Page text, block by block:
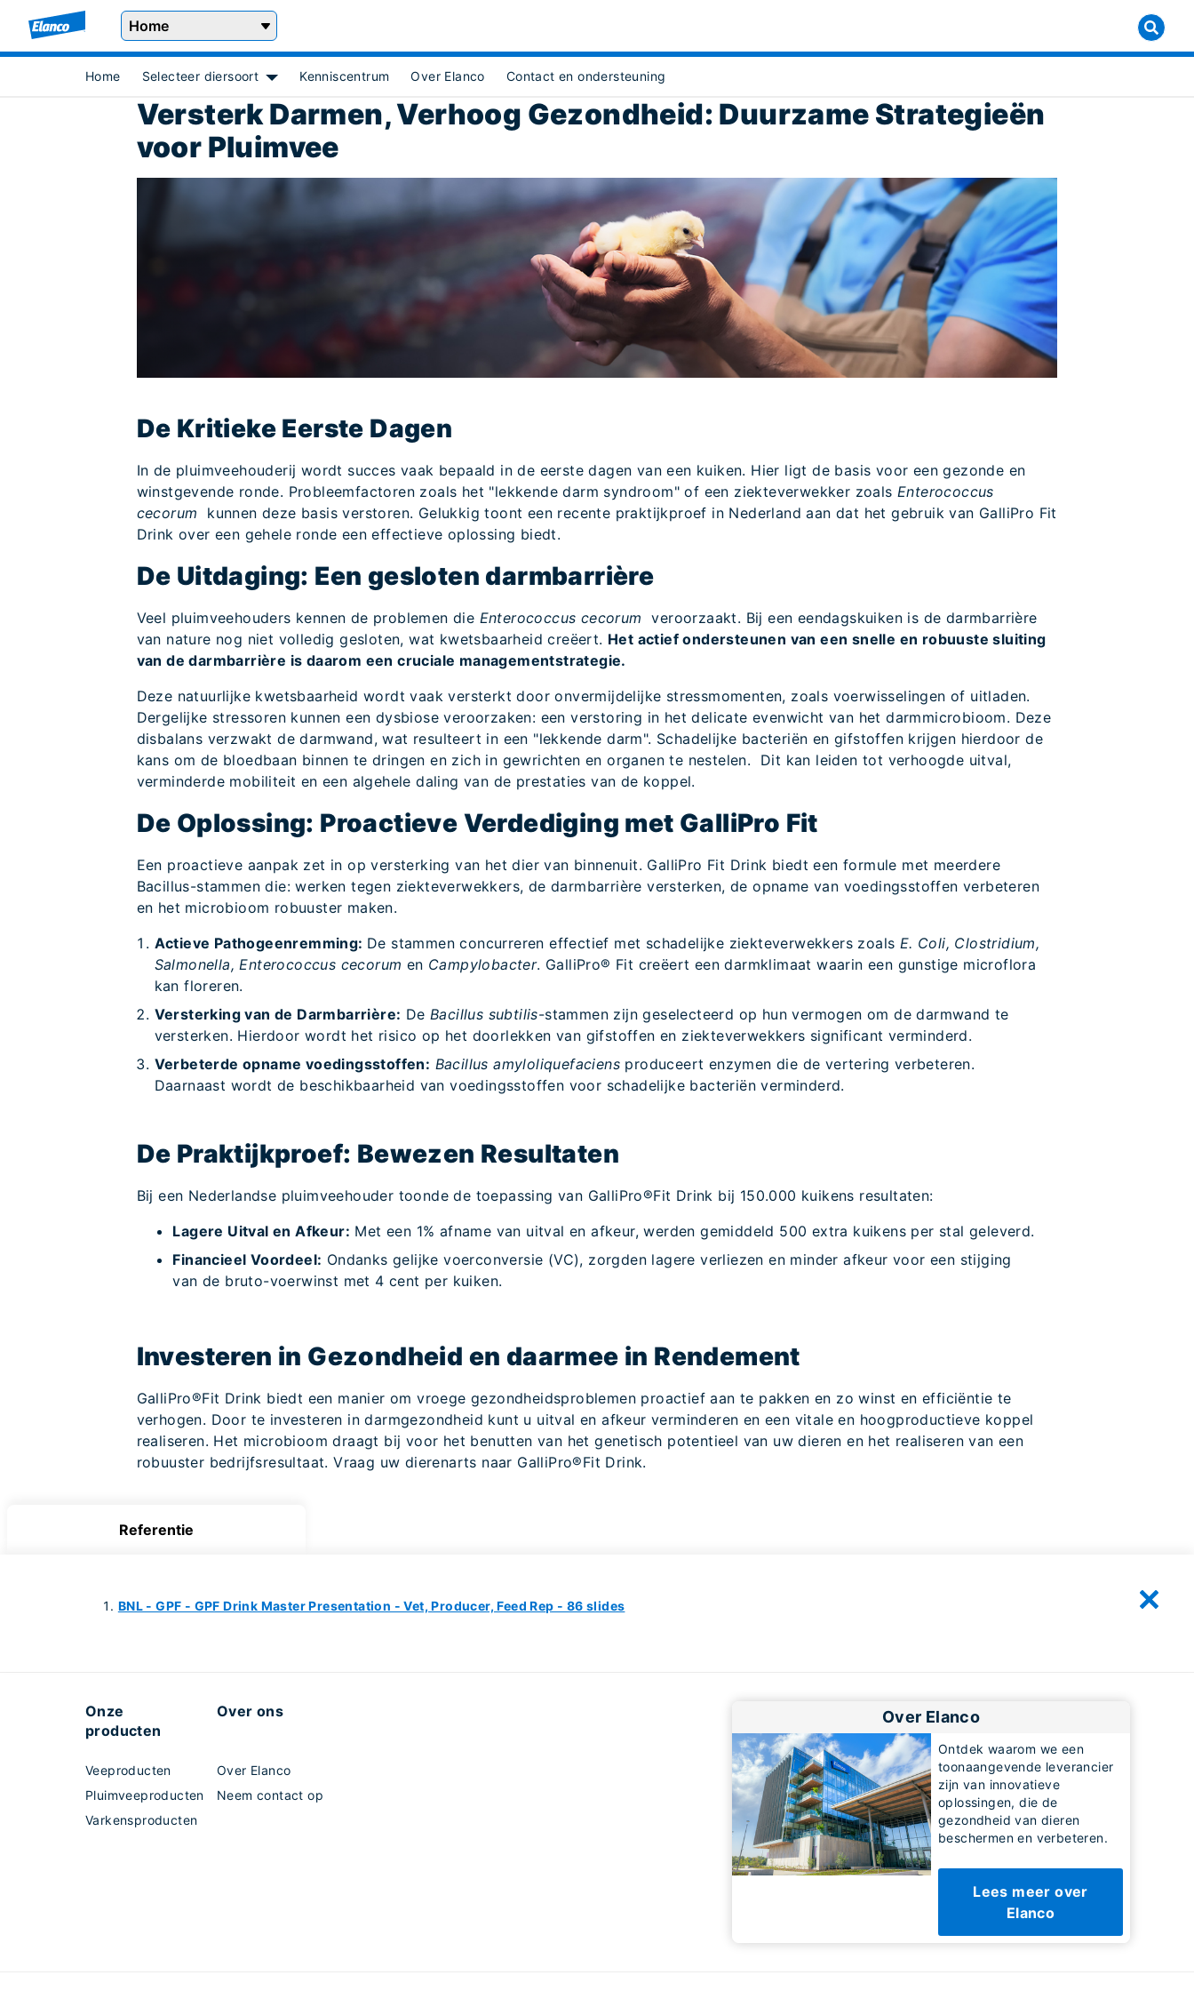
Home
Home
Selecteer diersoort
Kenniscentrum Over Elanco Contact en ondersteuning
Versterk Darmen, Verhoog Gezondheid: Duurzame Strategieën
voor Pluimvee
De Kritieke Eerste Dagen
In de pluimveehouderij wordt succes vaak bepaald in de eerste dagen van een kuiken. Hier ligt de basis voor een gezonde en
winstgevende ronde. Probleemfactoren zoals het "lekkende darm syndroom" of een ziekteverwekker zoals Enterococcus
cecorum kunnen deze basis verstoren. Gelukkig toont een recente praktijkproef in Nederland aan dat het gebruik van GalliPro Fit
Drink over een gehele ronde een effectieve oplossing biedt.
De Uitdaging: Een gesloten darmbarrière
Veel pluimveehouders kennen de problemen die Enterococcus cecorum veroorzaakt. Bij een eendagskuiken is de darmbarrière
van nature nog niet volledig gesloten, wat kwetsbaarheid creëert. Het actief ondersteunen van een snelle en robuuste sluiting
van de darmbarrière is daarom een cruciale managementstrategie.
Deze natuurlijke kwetsbaarheid wordt vaak versterkt door onvermijdelijke stressmomenten, zoals voerwisselingen of uitladen.
Dergelijke stressoren kunnen een dysbiose veroorzaken: een verstoring in het delicate evenwicht van het darmmicrobioom. Deze
disbalans verzwakt de darmwand, wat resulteert in een "lekkende darm". Schadelijke bacteriën en gifstoffen krijgen hierdoor de
kans om de bloedbaan binnen te dringen en zich in gewrichten en organen te nestelen. Dit kan leiden tot verhoogde uitval,
verminderde mobiliteit en een algehele daling van de prestaties van de koppel.
De Oplossing: Proactieve Verdediging met GalliPro Fit
Een proactieve aanpak zet in op versterking van het dier van binnenuit. GalliPro Fit Drink biedt een formule met meerdere
Bacillus-stammen die: werken tegen ziekteverwekkers, de darmbarrière versterken, de opname van voedingsstoffen verbeteren
en het microbioom robuuster maken.
Actieve Pathogeenremming: De stammen concurreren effectief met schadelijke ziekteverwekkers zoals E. Coli, Clostridium,
Salmonella, Enterococcus cecorum en Campylobacter. GalliPro® Fit creëert een darmklimaat waarin een gunstige microflora
kan floreren.
Versterking van de Darmbarrière: De Bacillus subtilis-stammen zijn geselecteerd op hun vermogen om de darmwand te
versterken. Hierdoor wordt het risico op het doorlekken van gifstoffen en ziekteverwekkers significant verminderd.
Verbeterde opname voedingsstoffen: Bacillus amyloliquefaciens produceert enzymen die de vertering verbeteren.
Daarnaast wordt de beschikbaarheid van voedingsstoffen voor schadelijke bacteriën verminderd.
De Praktijkproef: Bewezen Resultaten
Bij een Nederlandse pluimveehouder toonde de toepassing van GalliPro®Fit Drink bij 150.000 kuikens resultaten:
Lagere Uitval en Afkeur: Met een 1% afname van uitval en afkeur, werden gemiddeld 500 extra kuikens per stal geleverd.
Financieel Voordeel: Ondanks gelijke voerconversie (VC), zorgden lagere verliezen en minder afkeur voor een stijging
van de bruto-voerwinst met 4 cent per kuiken.
Investeren in Gezondheid en daarmee in Rendement
GalliPro®Fit Drink biedt een manier om vroege gezondheidsproblemen proactief aan te pakken en zo winst en efficiëntie te
verhogen. Door te investeren in darmgezondheid kunt u uitval en afkeur verminderen en een vitale en hoogproductieve koppel
realiseren. Het microbioom draagt bij voor het benutten van het genetisch potentieel van uw dieren en het realiseren van een
robuuster bedrijfsresultaat. Vraag uw dierenarts naar GalliPro®Fit Drink.
Referentie
BNL - GPF - GPF Drink Master Presentation - Vet, Producer, Feed Rep - 86 slides
Onze
producten
Veeproducten
Pluimveeproducten
Varkensproducten
Over ons
Over Elanco
Neem contact op
Over Elanco
Ontdek waarom we een
toonaangevende leverancier
zijn van innovatieve
oplossingen, die de
gezondheid van dieren
beschermen en verbeteren.
Lees meer over
Elanco